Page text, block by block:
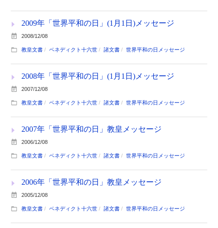
2009年「世界平和の日」(1月1日)メッセージ
2008/12/08
教皇文書 ベネディクト十六世 諸文書 世界平和の日メッセージ
2008年「世界平和の日」(1月1日)メッセージ
2007/12/08
教皇文書 ベネディクト十六世 諸文書 世界平和の日メッセージ
2007年「世界平和の日」教皇メッセージ
2006/12/08
教皇文書 ベネディクト十六世 諸文書 世界平和の日メッセージ
2006年「世界平和の日」教皇メッセージ
2005/12/08
教皇文書 ベネディクト十六世 諸文書 世界平和の日メッセージ